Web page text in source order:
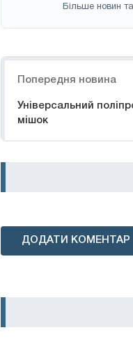
Більше новин
Попередня новина
Універсальний
мішок
ДОДАТИ КОМЕНТАР